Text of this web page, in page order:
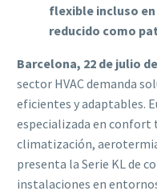
flexible incluso
reducido como
Barcelona, 22 de julio
sector HVAC demanda
eficientes y adaptables.
especializada en confort
climatización,
presenta la Serie KL de
instalaciones en